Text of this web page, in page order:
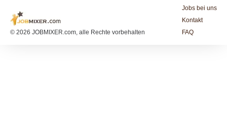
© 2026 JOBMIXER.com, alle Rechte vorbehalten
Jobs bei uns
Kontakt
FAQ